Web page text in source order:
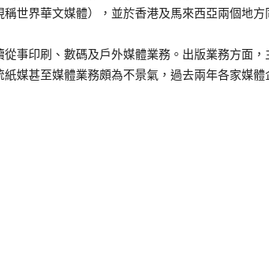
世界華文媒體），並於香港及馬來西亞兩個地方
事印刷、數碼及戶外媒體業務。出版業務方面，
媒甚至媒體業務頗為不景氣，過去兩年各家媒體